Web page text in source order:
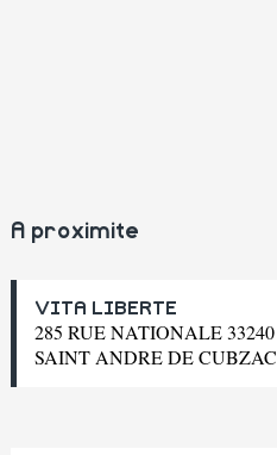
A proximite
VITA LIBERTE
285 RUE NATIONALE 33240
SAINT ANDRE DE CUBZAC